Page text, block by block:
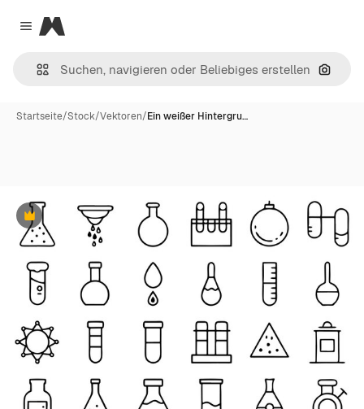
Close menu
Magnific
Nach
Startseite/Stock/Vektoren/Ein weißer Hintergru…
Premium